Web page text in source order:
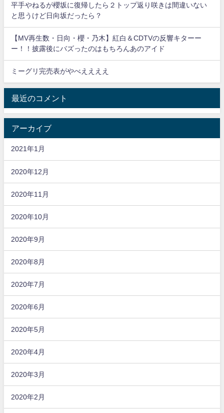
平手やねるが櫻坂に復帰したら２トップ返り咲きは間違いない
と思うけど日向坂だったら？
【MV再生数・日向・櫻・乃木】紅白＆CDTVの反響キターー
ー！！披露後にバズったのはもちろんあのアイド
ミーグリ完売表がやべええええ
最近のコメント
アーカイブ
2021年1月
2020年12月
2020年11月
2020年10月
2020年9月
2020年8月
2020年7月
2020年6月
2020年5月
2020年4月
2020年3月
2020年2月